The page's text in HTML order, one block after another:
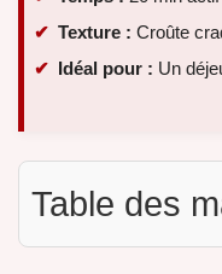
Texture : Croûte
Idéal pour : Un
Table des